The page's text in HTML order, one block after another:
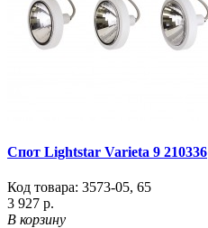
Спот Lightstar Varieta 9 210336
Код товара: 3573-05, 65
3 927 р.
В корзину